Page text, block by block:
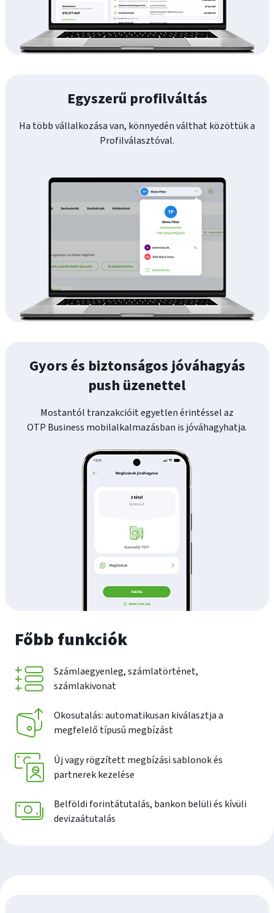
Egyszerű profilváltás
Ha több vállalkozása van, könnyedén válthat közöttük a
Profilválasztóval.
Gyors és biztonságos jóváhagyás
push üzenettel
Mostantól tranzakcióit egyetlen érintéssel az
OTP Business mobilalkalmazásban is jóváhagyhatja.
Főbb funkciók
Számlaegyenleg, számlatörténet,
számlakivonat
Okosutalás: automatikusan kiválasztja a
megfelelő típusú megbízást
Új vagy rögzített megbízási sablonok és
partnerek kezelése
Belföldi forintátutalás, bankon belüli és kívüli
devizaátutalás